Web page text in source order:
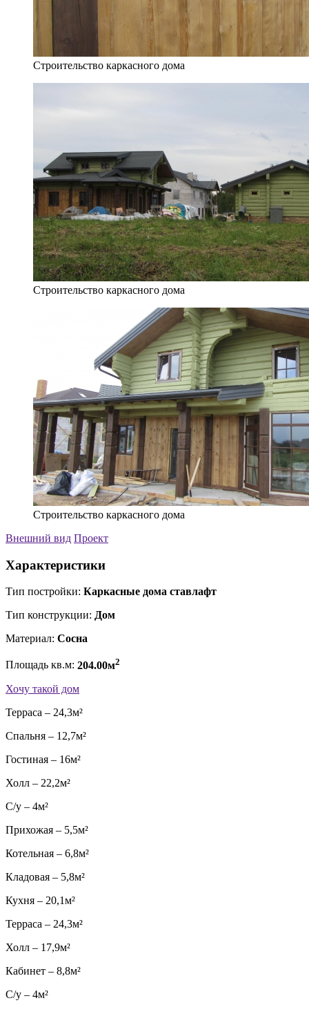
Строительство каркасного дома
Строительство каркасного дома
Строительство каркасного дома
Внешний вид Проект
Характеристики
Тип постройки: Каркасные дома ставлафт
Тип конструкции: Дом
Материал: Сосна
Площадь кв.м: 204.00м2
Хочу такой дом
Терраса – 24,3м²
Спальня – 12,7м²
Гостиная – 16м²
Холл – 22,2м²
С/у – 4м²
Прихожая – 5,5м²
Котельная – 6,8м²
Кладовая – 5,8м²
Кухня – 20,1м²
Терраса – 24,3м²
Холл – 17,9м²
Кабинет – 8,8м²
С/у – 4м²